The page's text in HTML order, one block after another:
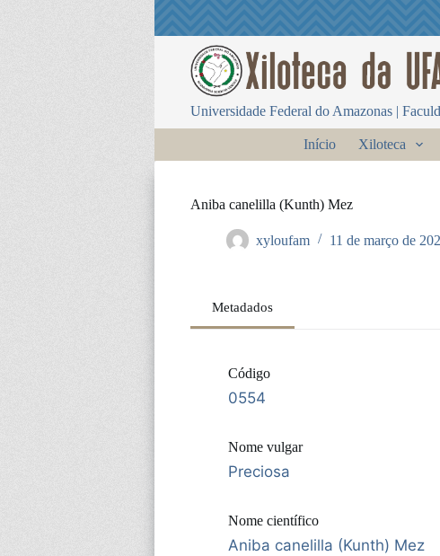
Universidade Federal do Amazonas |
Início Xiloteca
Aniba canelilla (Kunth) Mez
xyloufam 11 de março de
Metadados
Código
0554
Nome vulgar
Preciosa
Nome científico
Aniba canelilla (Kunth) Mez